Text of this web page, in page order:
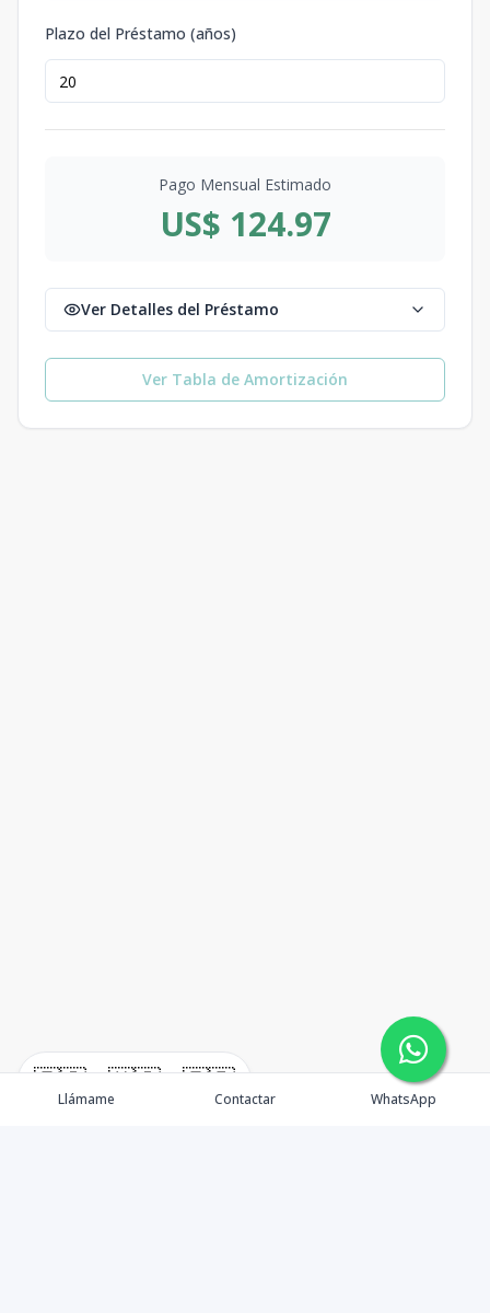
🇪🇸 🇺🇸 🇫🇷
Plazo del Préstamo (años)
Pago Mensual Estimado
US$ 124.97
Ver Detalles del Préstamo
Ver Tabla de Amortización
Llámame Contactar WhatsApp